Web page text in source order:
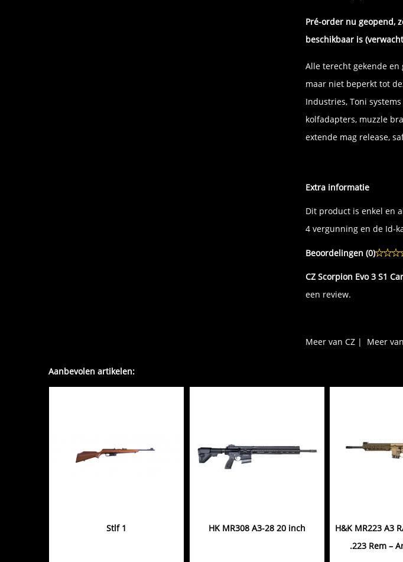
Pré-order nu geopend,
beschikbaar is
Alle terecht gekende
maar niet beperkt tot
Industries, Toni
kolfadapters, muzzle
extende mag release,
Extra informatie
Dit product is enkel en
4 vergunning en de Id-
Beoordelingen (0)
CZ Scorpion Evo 3 S1
een review.
Meer van CZ | Meer
Aanbevolen artikelen:
Stlf 1 HK MR308 A3-28 20 inch
H&K MR223 A3
.223 Rem –